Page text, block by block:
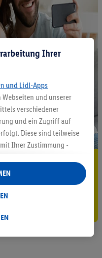
sparen³²ᵃ
Ihrer
und Lidl-Apps
und unserer
verschiedener
und ein Zugriff auf
Diese sind teilweise
Ihrer Zustimmung -
dem IAB TCF
Werbung
Werbung werden